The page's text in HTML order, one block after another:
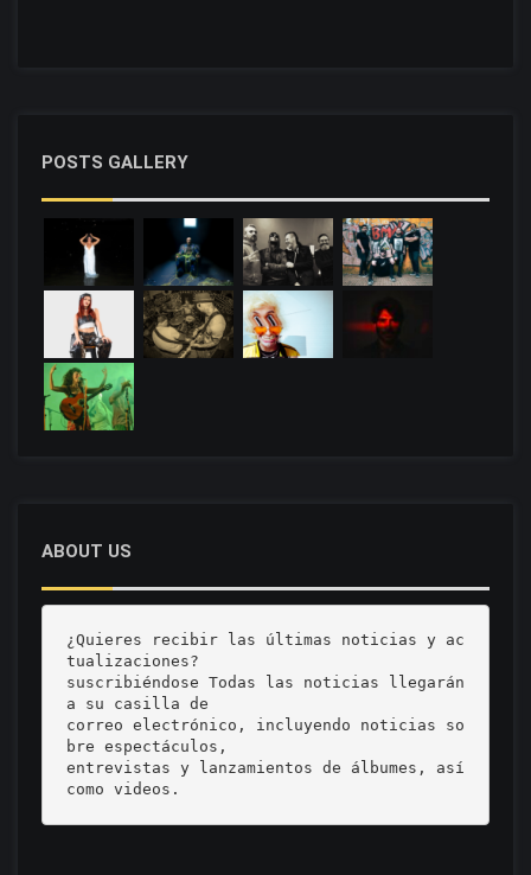
POSTS GALLERY
ABOUT US
¿Quieres recibir las últimas noticias y ac
tualizaciones?
suscribiéndose Todas las noticias llegarán
a su casilla de
correo electrónico, incluyendo noticias so
bre espectáculos,
entrevistas y lanzamientos de álbumes, así
como videos.